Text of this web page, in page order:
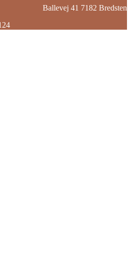
Ballevej 41 7182 Bredsten